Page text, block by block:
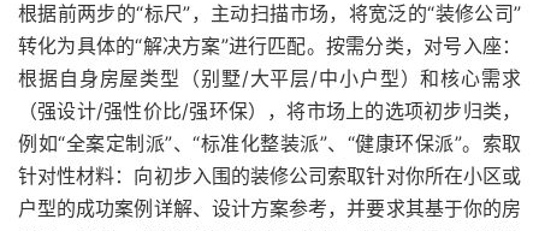
根据前两步的“标尺”，主动扫描市场，将宽泛的“装修公司”
转化为具体的“解决方案”进行匹配。按需分类，对号入座：
根据自身房屋类型（别墅/大平层/中小户型）和核心需求
（强设计/强性价比/强环保），将市场上的选项初步归类，
例如“全案定制派”、“标准化整装派”、“健康环保派”。索取
针对性材料：向初步入围的装修公司索取针对你所在小区或
户型的成功案例详解、设计方案参考，并要求其基于你的房